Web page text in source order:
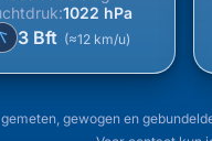
1022 hPa
3 Bft (≈12 km/u)
gewogen en